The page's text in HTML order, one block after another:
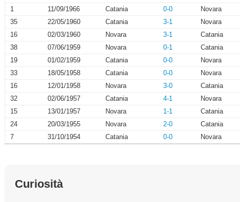
1
11/09/1966 Catania 0-0 Novara
35
22/05/1960 Catania 3-1 Novara
16
02/03/1960 Novara 3-1 Catania
38
07/06/1959 Novara 0-1
Catania
19
01/02/1959 Catania 0-0 Novara
33
18/05/1958 Catania 0-0 Novara
16
12/01/1958 Novara 3-0
Catania
32
02/06/1957 Catania 4-1 Novara
15
13/01/1957 Novara 1-1 Catania
24
20/03/1955 Novara 2-0 Catania
7
31/10/1954 Catania 0-0 Novara
Curiosità